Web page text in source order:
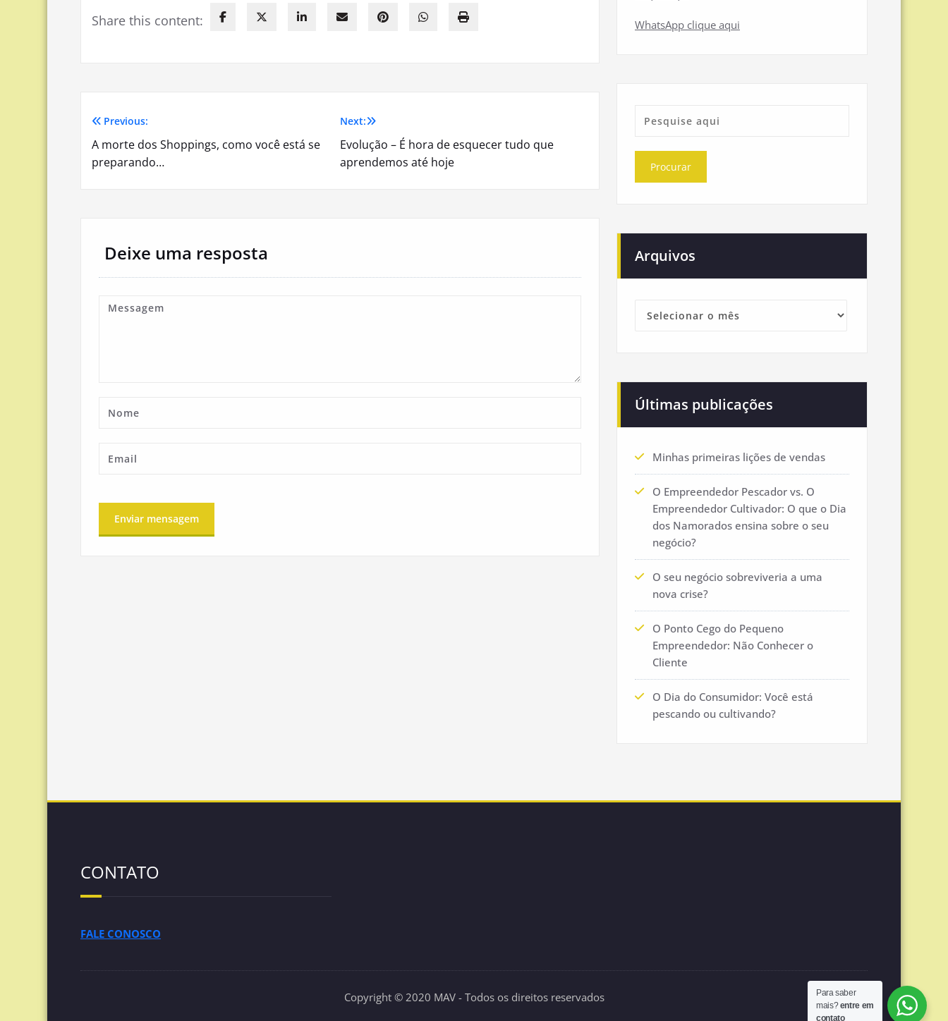
Share this content:
Navegação
de
Previous:
A morte dos Shoppings, como você está se
preparando…
Next:
Evolução – É hora de esquecer tudo que
aprendemos até hoje
Deixe uma resposta
WhatsApp clique aqui
Arquivos
Últimas publicações
Minhas primeiras lições de vendas
O Empreendedor Pescador vs. O
Empreendedor Cultivador: O que o Dia
dos Namorados ensina sobre o seu
negócio?
O seu negócio sobreviveria a uma
nova crise?
O Ponto Cego do Pequeno
Empreendedor: Não Conhecer o
Cliente
O Dia do Consumidor: Você está
pescando ou cultivando?
CONTATO
FALE CONOSCO
Copyright © 2020 MAV - Todos os direitos reservados
Para saber
mais?entre em
contato